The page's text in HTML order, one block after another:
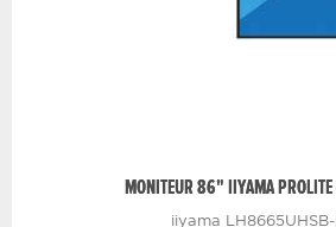
MONITEUR 86" IIYAMA
iiyama LH8665UHSB-